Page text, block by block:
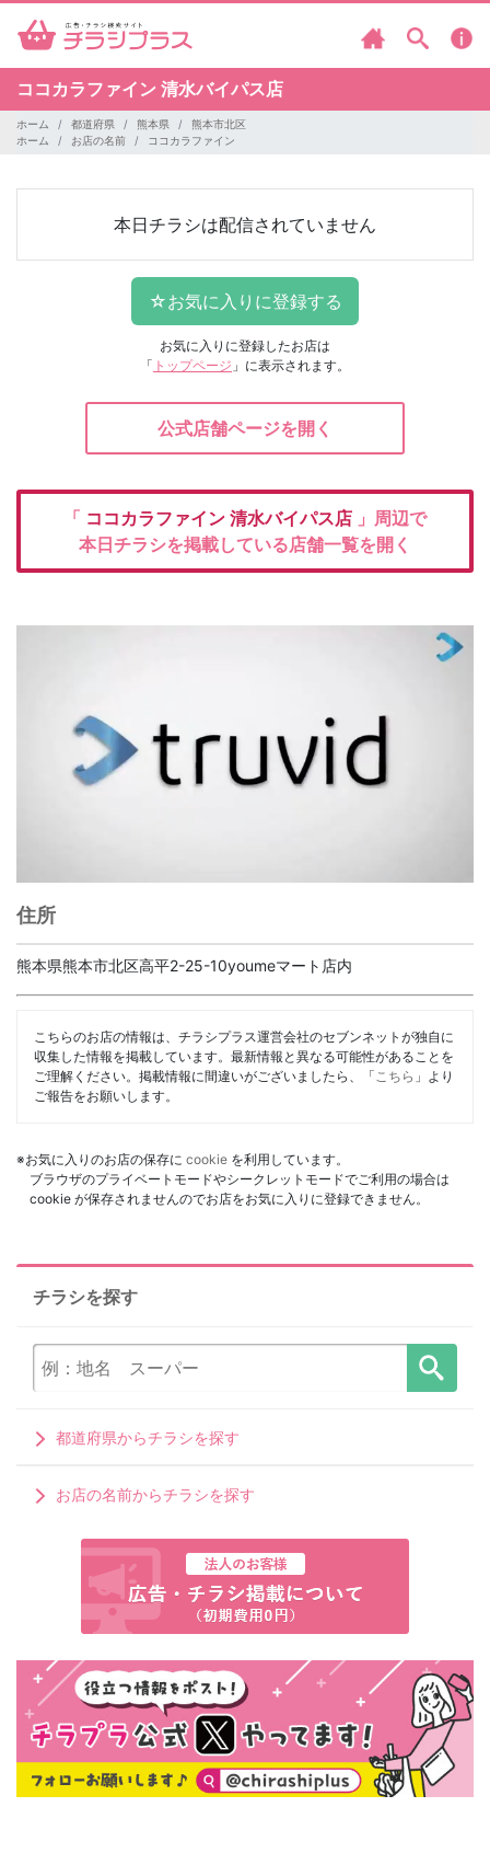
ココカラファイン 清水バイパス店
ホーム 都道府県 熊本県
熊本市北区
ホーム
お店の名前 ココカラファイン
本日チラシは配信されていません
お気に入りに登録したお店は
「 トップページ 」に表示されます。
公式店舗ページを開く
「 ココカラファイン 清水バイパス店 」周辺で
本日チラシを掲載している店舗一覧を開く
住所
熊本県熊本市北区高平2-25-10youmeマート店内
こちらのお店の情報は、チラシプラス運営会社のセブンネットが独自に
収集した情報を掲載しています。最新情報と異なる可能性があることを
ご理解ください。掲載情報に間違いがございましたら、「 こちら 」より
ご報告をお願いします。
※お気に入りのお店の保存に cookie を利用しています。
ブラウザのプライベートモードやシークレットモードでご利用の場合は
cookie が保存されませんのでお店をお気に入りに登録できません。
チラシを探す
都道府県からチラシを探す
お店の名前からチラシを探す